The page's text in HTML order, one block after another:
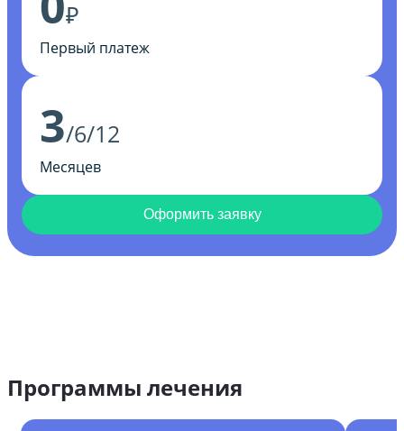
₽
Первый платеж
3/6/12
Месяцев
Оформить заявку
Программы лечения